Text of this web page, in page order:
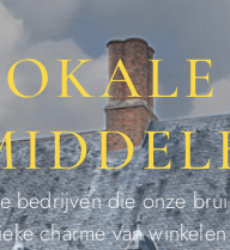
die onze
charme van